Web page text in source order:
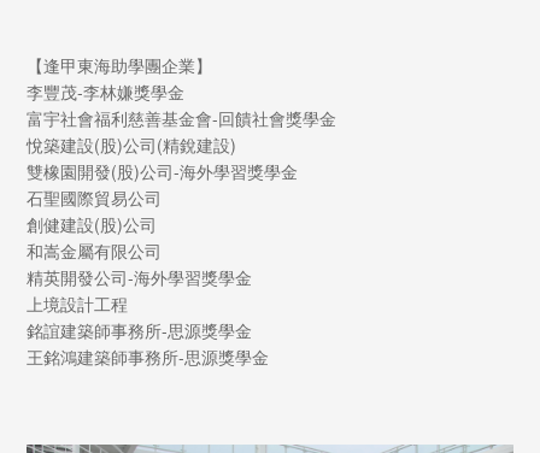
【逢甲東海助學團企業】
李豐茂-李林嫌獎學金
富宇社會福利慈善基金會-回饋社會獎學金
悅築建設(股)公司(精銳建設)
雙橡園開發(股)公司-海外學習獎學金
石聖國際貿易公司
創健建設(股)公司
和嵩金屬有限公司
精英開發公司-海外學習獎學金
上境設計工程
銘誼建築師事務所-思源獎學金
王銘鴻建築師事務所-思源獎學金